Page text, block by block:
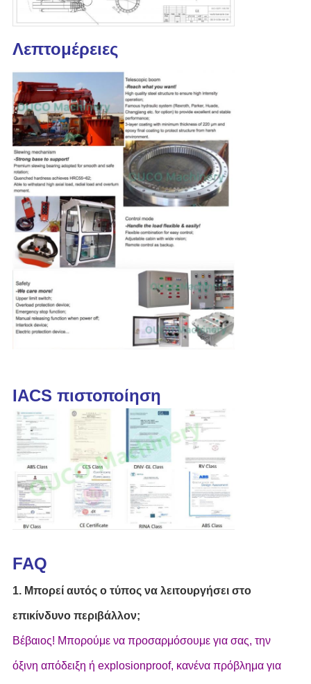
Λεπτομέρειες
IACS πιστοποίηση
FAQ
1. Μπορεί αυτός ο τύπος να λειτουργήσει στο
επικίνδυνο περιβάλλον;
Βέβαιος! Μπορούμε να προσαρμόσουμε για σας, την
όξινη απόδειξη ή explosionproof, κανένα πρόβλημα για